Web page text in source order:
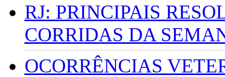
RJ: PRINCIPAIS
CORRIDAS DA
OCORRÊNCIAS